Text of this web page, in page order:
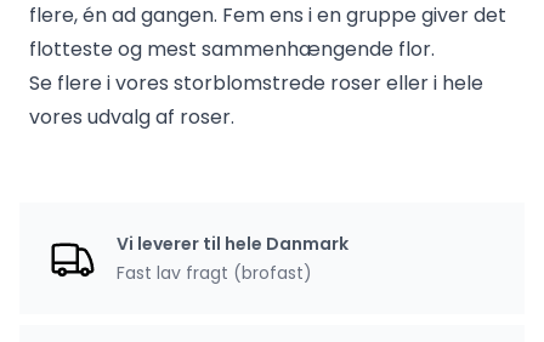
flere, én ad gangen. Fem ens i en gruppe giver det
flotteste og mest sammenhængende flor.
Se flere i vores storblomstrede rosereller i hele
vores udvalg af roser.
Vi leverer til hele Danmark
Fast lav fragt (brofast)